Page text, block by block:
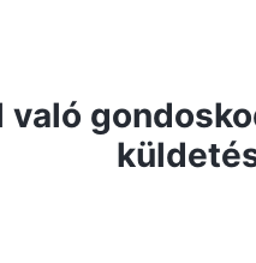
való